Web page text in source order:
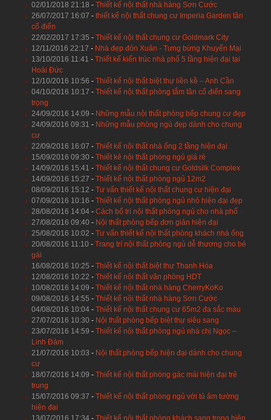
02/01/2018 21:18 - Thiết kế nội thất nhà hàng Sơn Cước
26/07/2017 16:07 - thiết kế nội thất chung cư Imperia Garden tân
cổ điển
22/02/2017 17:35 - Thiết kế nội thất chung cư Goldmark City
12/11/2016 22:17 - Nhà đẹp đón Xuân - Tưng bừng Khuyến Mại
13/10/2016 11:41 - Thiết kế kiến trúc nhà phố 5 tầng hiện đại tại
Hoài Đức
12/10/2016 10:56 - Thiết kế nội thất biệt thự liền kề – Anh Cần
04/10/2016 10:17 - Thiết kế nội thất phòng tắm tân cổ điển sang
trọng
24/09/2016 14:09 - Những mẫu nội thất phòng bếp chung cư đẹp
24/09/2016 09:31 - Những mẫu phòng ngủ đẹp dành cho chung
cư
22/09/2016 16:07 - Thiết kế nội thất nhà ống 2 tầng hiện đại
15/09/2016 09:30 - Thiết kê nội thất phòng ngủ giá rẻ
14/09/2016 15:41 - Thiết kế nội thất chung cư Goldsilk Complex
14/09/2016 15:27 - Thiết kế nội thất phòng ngủ 12m2
08/09/2016 15:12 - Tư vấn thiết kế nội thất chung cư hiện đại
07/09/2016 10:16 - Thiết kế nội thất phòng ngủ nhỏ hiện đại đẹp
28/08/2016 14:04- Cách bố trí nội thất phòng ngủ cho nhà phố
27/08/2016 09:40 - Nội thất phòng bếp đơn giản hiện đại
25/08/2016 10:02 - Tư vấn thiết kế nội thất phòng khách nhà ống
20/08/2016 11:10 - Trang trí nội thất phòng ngủ dễ thương cho bé
gái
16/08/2016 10:25 - Thiết kế nội thất biệt thự Thanh Hóa
12/08/2016 10:22 - Thiết kế nội thất văn phòng HDT
10/08/2016 14:09 - Thiết kế nội thất nhà hàng CherryKoKo
09/08/2016 14:55 - Thiết kế nội thất nhà hàng Sơn Cước
04/08/2016 10:04- Thiết kế nội thất chung cư 65m2 đa sắc màu
27/07/2016 10:30 - Nội thất phòng bếp biệt thự siêu sang
23/07/2016 14:59 - Thiết kế nội thất phòng ngủ nhà chị Ngọc –
Linh Đàm
21/07/2016 10:03 - Nội thất phòng bếp hiện đại dành cho chung
cư
18/07/2016 14:09 - Thiết kế nội thất phòng gác mái hiện đại trẻ
trung
15/07/2016 09:37 - Thiết kế nội thất phòng ngủ với tủ âm tường
hiện đại
13/07/2016 17:34- Thiết kế nội thất phòng khách sang trọng hiện